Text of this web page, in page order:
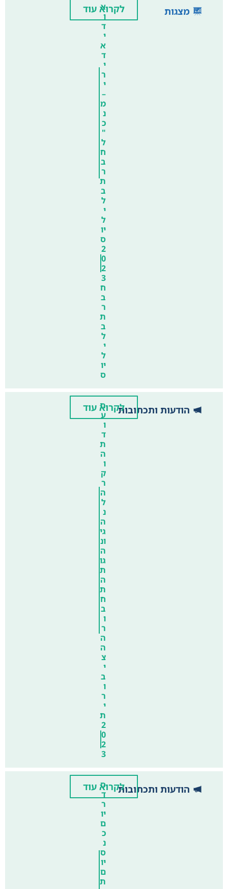
מצגות
א
ו
ד
י
א
ד
י
ר
י
–
מ
נ
כ
"
ל
ח
ב
ר
ת
ב
ל
י
ל
יו
ס
2
0
2
3
ח
ב
ר
ת
ב
ל
י
ל
יו
ס
לקרוא עוד
הודעות ותכתובות
ת
ע
ו
ד
ת
ה
ו
ק
ר
ה
ל
נ
ה
גי
ונ
ה
גו
ת
ה
ת
ח
ב
ו
ר
ה
ה
צ
י
ב
ו
ר
י
ת
2
0
2
3
לקרוא עוד
הודעות ותכתובות
ס
ד
ר
יו
ם
כ
נ
ס
יו
ם
ת
לקרוא עוד